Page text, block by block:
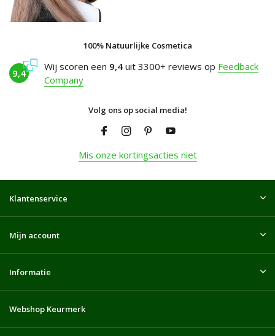
100% Natuurlijke Cosmetica
9,4
Wij scoren een 9,4 uit 3300+ reviews op Feedback
Company
Volg ons op social media!
Mis onze kortingsacties niet
Klantenservice
Mijn account
Informatie
Webshop Keurmerk